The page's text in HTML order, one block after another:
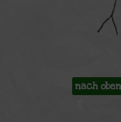
nach oben